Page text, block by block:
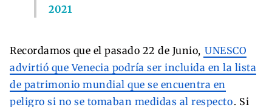
2021
Recordamos que el pasado 22 de Junio, UNESCO
advirtió que Venecia podría ser incluida en la lista
de patrimonio mundial que se encuentra en
peligro si no se tomaban medidas al respecto. Si